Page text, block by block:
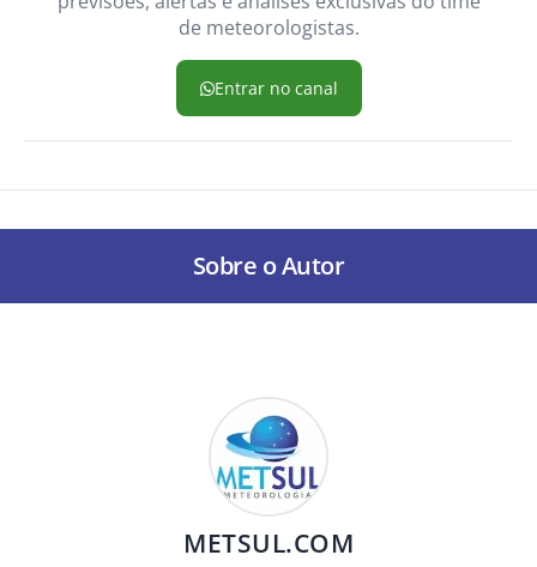
de meteorologistas.
Entrar no canal
Sobre o Autor
METSUL.COM